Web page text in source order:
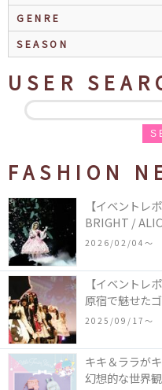
GENRE
SEASON
USER
FASHION
【イベントレ
BRIGHT /
COLLECTION
2026/02/04〜
【イベントレ
原宿で魅せた
2025/09/17〜
キキ＆ララが
幻想的な世界